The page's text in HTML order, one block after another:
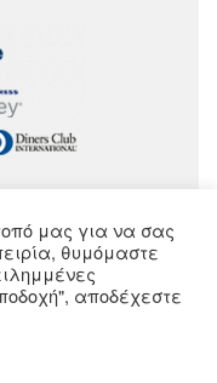
μας για να σας
θυμόμαστε
αποδέχεστε